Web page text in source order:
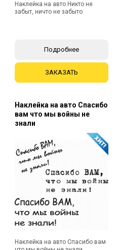
Наклейка на авто Никто не
забыт, ничто не забыто
Подробнее
ЗАКАЗАТЬ
Наклейка на авто Спасибо
вам что мы войны не
знали
Наклейка на авто Спасибо вам